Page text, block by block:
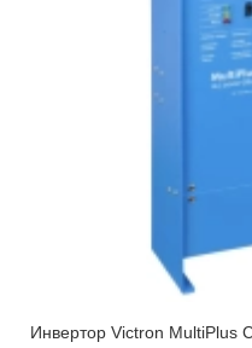
Инвертор Victron MultiPlus